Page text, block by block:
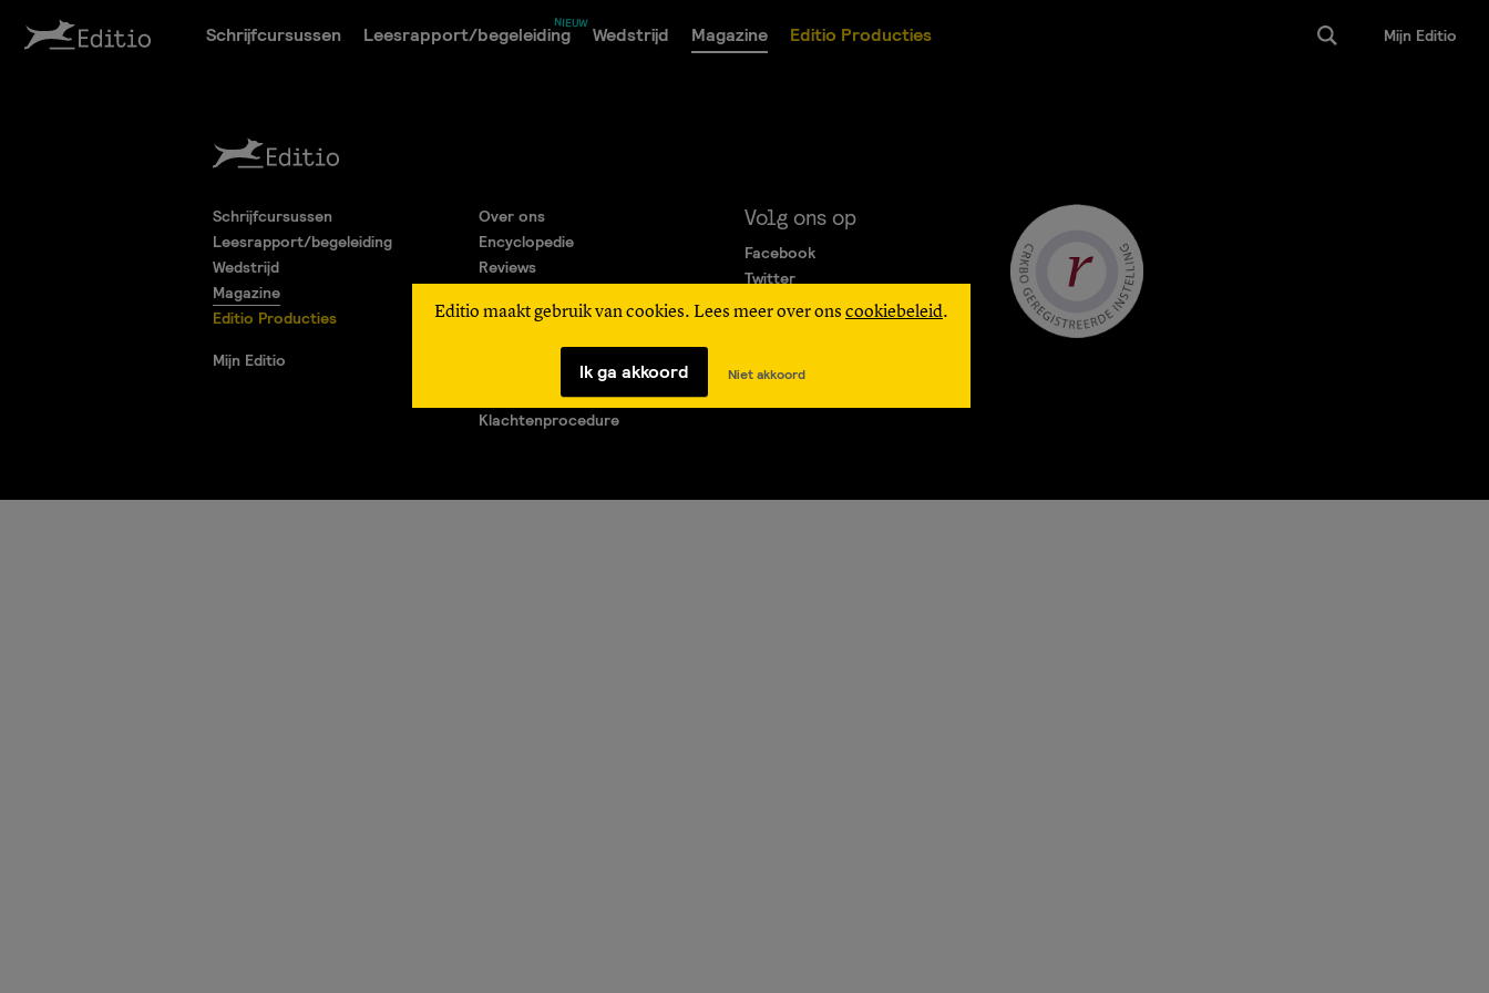
Schrijfcursussen Leesrapport/begeleiding Wedstrijd Magazine Editio Producties Mijn Editio
Editio maakt gebruik van cookies. Lees meer over ons cookiebeleid.
Ik ga akkoord Niet akkoord
Schrijfcursussen
Leesrapport/begeleiding
Wedstrijd
Magazine
Editio Producties
Mijn Editio
Over ons
Encyclopedie
Reviews
Algemene Voorwaarden
Privacy Statement
Vragen & Contact
Klachtenprocedure
Volg ons op
Facebook
Twitter
Instagram